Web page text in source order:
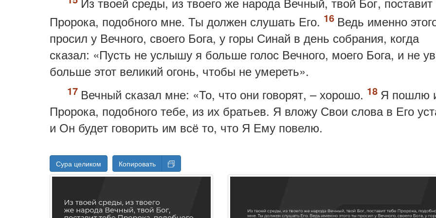
Пророка, подобного мне. Ты должен слушать Его.
Ведь именно
просил у Вечного, своего Бога, у горы Синай в день собрания, когда
сказал: «Пусть не услышу я больше голос Вечного, моего Бога, и не
больше этот великий огонь, чтобы не умереть».
Вечный сказал мне: «То, что они говорят, – хорошо.
Я пошлю
Пророка, подобного тебе, из их братьев. Я вложу Свои слова в Его
и Он будет говорить им всё то, что Я Ему повелю.
Сура целиком Копировать